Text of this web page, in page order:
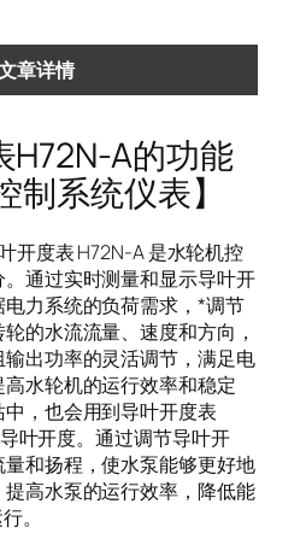
章详情
H72N-A的功能
制系统仪表】
度表 H72N-A 是水轮机控
通过实时测量和显示导叶开
力系统的负荷需求，*调节
的水流流量、速度和方向，
出功率的灵活调节，满足电
水轮机的运行效率和稳定
，也会用到导叶开度表
叶开度。通过调节导叶开
和扬程，使水泵能够更好地
高水泵的运行效率，降低能
。